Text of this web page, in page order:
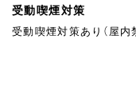
受動喫煙対策
受動喫煙対策あり（屋内